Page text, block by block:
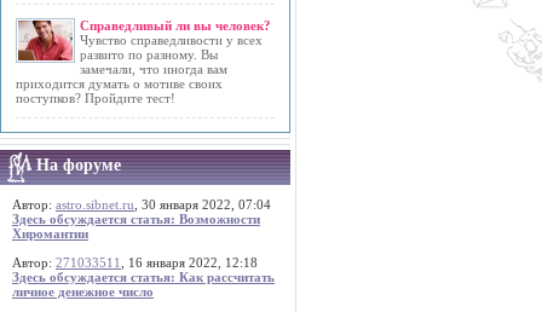
Справедливый ли вы человек?
Чувство справедливости у всех
развито по разному. Вы
замечали, что иногда вам
приходится думать о мотиве своих
поступков? Пройдите тест!
На форуме
Автор: astro.sibnet.ru , 30 января 2022, 07:04
Здесь обсуждается статья: Возможности
Хиромантии
Автор: 271033511
, 16 января 2022, 12:18
Здесь обсуждается статья: Как рассчитать
личное денежное число